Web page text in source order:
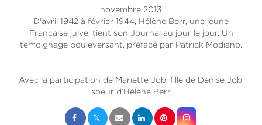
novembre 2013
D'avril 1942 à février 1944, Hélène Berr, une jeune
Française juive, tient son Journal au jour le jour. Un
témoignage bouleversant, préfacé par Patrick Modiano.
Avec la participation de Mariette Job, fille de Denise Job,
soeur d’Hélène Berr